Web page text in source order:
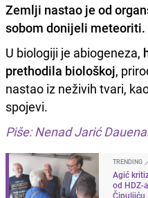
Zemlji nastao je od
sobom donijeli meteoriti.
U biologiji je abiogeneza,
prethodila biološkoj,
nastao iz neživih tvari,
spojevi.
Piše: Nenad Jarić
TRENDING
Agić
od HDZ-
Čipuljiću